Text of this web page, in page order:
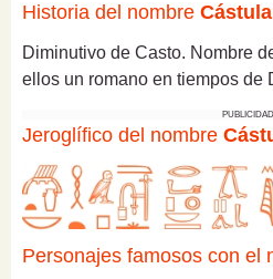
Historia del nombre Cástula
Diminutivo de Casto. Nombre
ellos un romano en tiempos de
PUBLICIDAD
Jeroglífico del nombre
Personajes famosos con el